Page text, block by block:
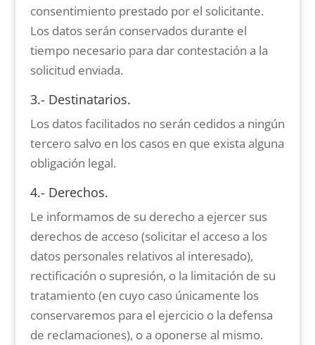
consentimiento prestado por el solicitante.
Los datos serán conservados durante el
tiempo necesario para dar contestación a la
solicitud enviada.
3.- Destinatarios.
Los datos facilitados no serán cedidos a ningún
tercero salvo en los casos en que exista alguna
obligación legal.
4.- Derechos.
Le informamos de su derecho a ejercer sus
derechos de acceso (solicitar el acceso a los
datos personales relativos al interesado),
rectificación o supresión, o la limitación de su
tratamiento (en cuyo caso únicamente los
conservaremos para el ejercicio o la defensa
de reclamaciones), o a oponerse al mismo.